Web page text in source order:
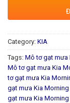
Category: KIA
Tags: Mô tơ gạt mưa
Mô tơ gạt mưa Kia
tơ gạt mưa Kia
gạt mưa Kia Morning
gạt mưa Kia